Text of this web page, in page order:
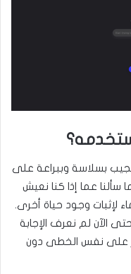
بسلاسة وببراعة على
سألنا عما إذا كنا نعيش
لإثبات وجود حياة أخرى.
الآن لم نعرف الإجابة
على نفس الخطى دون